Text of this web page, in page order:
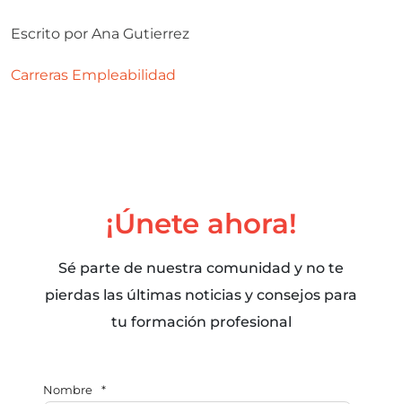
Escrito por Ana Gutierrez
Carreras Empleabilidad
¡Únete ahora!
Sé parte de nuestra comunidad y no te
pierdas las últimas noticias y consejos para
tu formación profesional
Nombre *